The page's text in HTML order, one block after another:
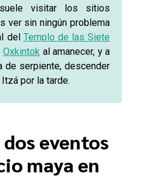
visitar los sitios
ver sin ningún problema
del Templo de las Siete
Oxkintok al amanecer, y a
de serpiente, descender
por la tarde.
eventos
maya en